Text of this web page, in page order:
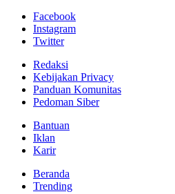
Facebook
Instagram
Twitter
Redaksi
Kebijakan Privacy
Panduan Komunitas
Pedoman Siber
Bantuan
Iklan
Karir
Beranda
Trending